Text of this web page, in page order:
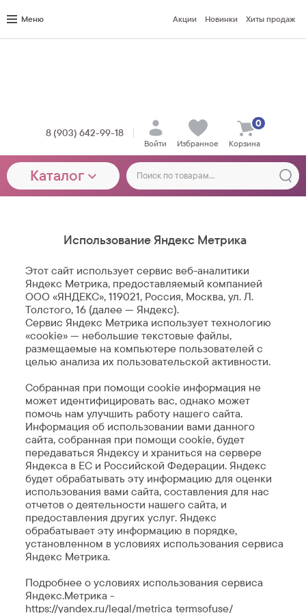
Меню Акции Новинки Хиты продаж
8 (903) 642-99-18
Войти Избранное Корзина
0
Каталог
Использование Яндекс Метрика
Этот сайт использует сервис веб-аналитики
Яндекс Метрика, предоставляемый компанией
ООО «ЯНДЕКС», 119021, Россия, Москва, ул. Л.
Толстого, 16 (далее — Яндекс).
Сервис Яндекс Метрика использует технологию
«cookie» — небольшие текстовые файлы,
размещаемые на компьютере пользователей с
целью анализа их пользовательской активности.
Собранная при помощи cookie информация не
может идентифицировать вас, однако может
помочь нам улучшить работу нашего сайта.
Информация об использовании вами данного
сайта, собранная при помощи cookie, будет
передаваться Яндексу и храниться на сервере
Яндекса в ЕС и Российской Федерации. Яндекс
будет обрабатывать эту информацию для оценки
использования вами сайта, составления для нас
отчетов о деятельности нашего сайта, и
предоставления других услуг. Яндекс
обрабатывает эту информацию в порядке,
установленном в условиях использования сервиса
Яндекс Метрика.
Подробнее о условиях использования сервиса
Яндекс.Метрика -
https://yandex.ru/legal/metrica_termsofuse/